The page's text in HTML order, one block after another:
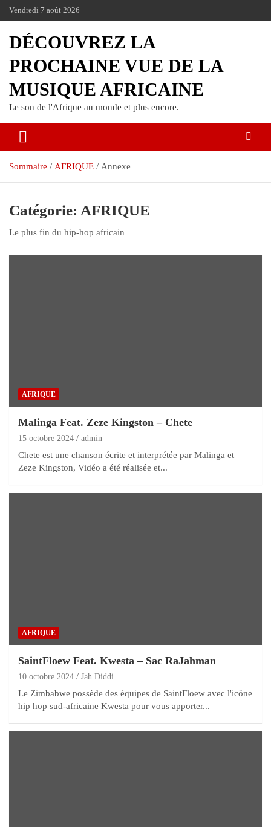
Vendredi 7 août 2026
DÉCOUVREZ LA
PROCHAINE VUE DE LA
MUSIQUE AFRICAINE
Le son de l'Afrique au monde et plus encore.
Sommaire AFRIQUE Annexe
Catégorie: AFRIQUE
Le plus fin du hip-hop africain
AFRIQUE
Malinga Feat. Zeze Kingston – Chete
15 octobre 2024 admin
Chete est une chanson écrite et interprétée par Malinga et
Zeze Kingston, Vidéo a été réalisée et...
AFRIQUE
SaintFloew Feat. Kwesta – Sac RaJahman
10 octobre 2024 Jah Diddi
Le Zimbabwe possède des équipes de SaintFloew avec l'icône
hip hop sud-africaine Kwesta pour vous apporter...